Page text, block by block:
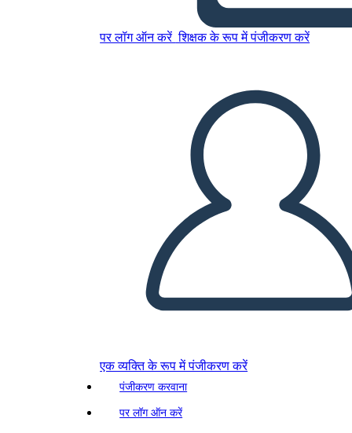
पर लॉग ऑन करें शिक्षक के रूप में पंजीकरण करें
एक व्यक्ति के रूप में पंजीकरण करें
पंजीकरण करवाना
पर लॉग ऑन करें
इस स्टोरीबोर्ड को कॉपी करें
स्टोरीबोर्ड बनाएं
मुझे पढ़कर सुनाओ